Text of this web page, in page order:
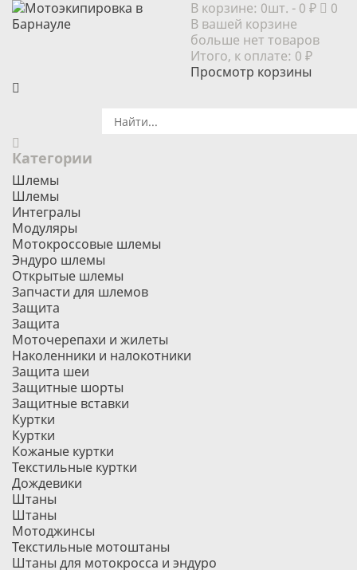
В корзине: 0шт. - 0 ₽
0
В вашей корзине
больше нет товаров
Итого, к оплате: 0 ₽
Просмотр корзины
Категории
Шлемы
Шлемы
Интегралы
Модуляры
Мотокроссовые шлемы
Эндуро шлемы
Открытые шлемы
Запчасти для шлемов
Защита
Защита
Моточерепахи и жилеты
Наколенники и налокотники
Защита шеи
Защитные шорты
Защитные вставки
Куртки
Куртки
Кожаные куртки
Текстильные куртки
Дождевики
Штаны
Штаны
Мотоджинсы
Текстильные мотоштаны
Штаны для мотокросса и эндуро